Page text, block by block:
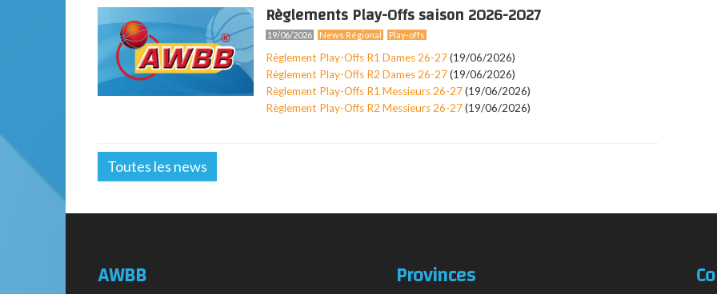
Règlements Play-Offs saison 2026-2027
19/06/2026 News Régional Play-offs
Règlement Play-Offs R1 Dames 26-27(19/06/2026)
Règlement Play-Offs R2 Dames 26-27(19/06/2026)
Règlement Play-Offs R1 Messieurs 26-27(19/06/2026)
Règlement Play-Offs R2 Messieurs 26-27(19/06/2026)
Toutes les news
AWBB Provinces